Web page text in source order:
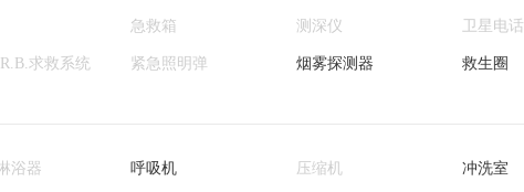
急救箱 测深仪 卫星电话
求救系统 紧急照明弹 烟雾探测器 救生圈
浴器 呼吸机 压缩机 冲洗室